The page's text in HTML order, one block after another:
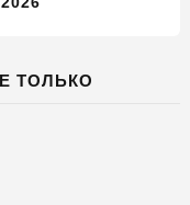
ТОЛЬКО